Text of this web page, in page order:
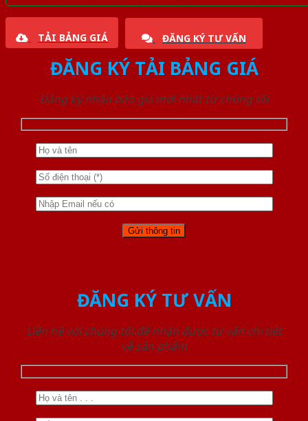
TẢI BẢNG GIÁ ĐĂNG KÝ TƯ VẤN
ĐĂNG KÝ TẢI BẢNG GIÁ
Đăng ký nhận báo giá mới nhất từ chúng tôi
ĐĂNG KÝ TƯ VẤN
Liên hệ với chúng tôi để nhận được tư vấn chi tiết
về sản phẩm